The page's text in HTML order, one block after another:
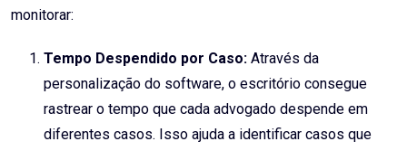
monitorar:
Tempo Despendido por Caso: Através da
personalização do software, o escritório consegue
rastrear o tempo que cada advogado despende em
diferentes casos. Isso ajuda a identificar casos que